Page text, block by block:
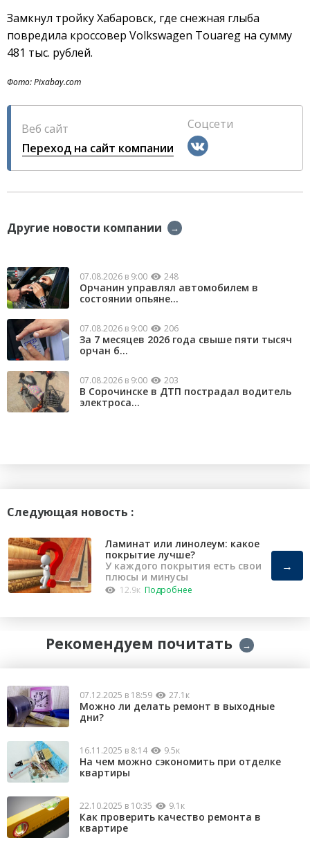
Замкнул тройку Хабаровск, где снежная глыба
повредила кроссовер Volkswagen Touareg на сумму
481 тыс. рублей.
Фото: Pixabay.com
Веб сайт
Переход на сайт компании
Соцсети
Другие новости компании →
07.08.2026 в 9:00 248
Орчанин управлял автомобилем в
состоянии опьяне...
07.08.2026 в 9:00 206
За 7 месяцев 2026 года свыше пяти тысяч
орчан б...
07.08.2026 в 9:00 203
В Сорочинске в ДТП пострадал водитель
электроса...
Следующая новость :
Ламинат или линолеум: какое
покрытие лучше?
У каждого покрытия есть свои
плюсы и минусы
12.9к Подробнее
→
Рекомендуем почитать →
07.12.2025 в 18:59 27.1к
Можно ли делать ремонт в выходные
дни?
16.11.2025 в 8:14 9.5к
На чем можно сэкономить при отделке
квартиры
22.10.2025 в 10:35 9.1к
Как проверить качество ремонта в
квартире